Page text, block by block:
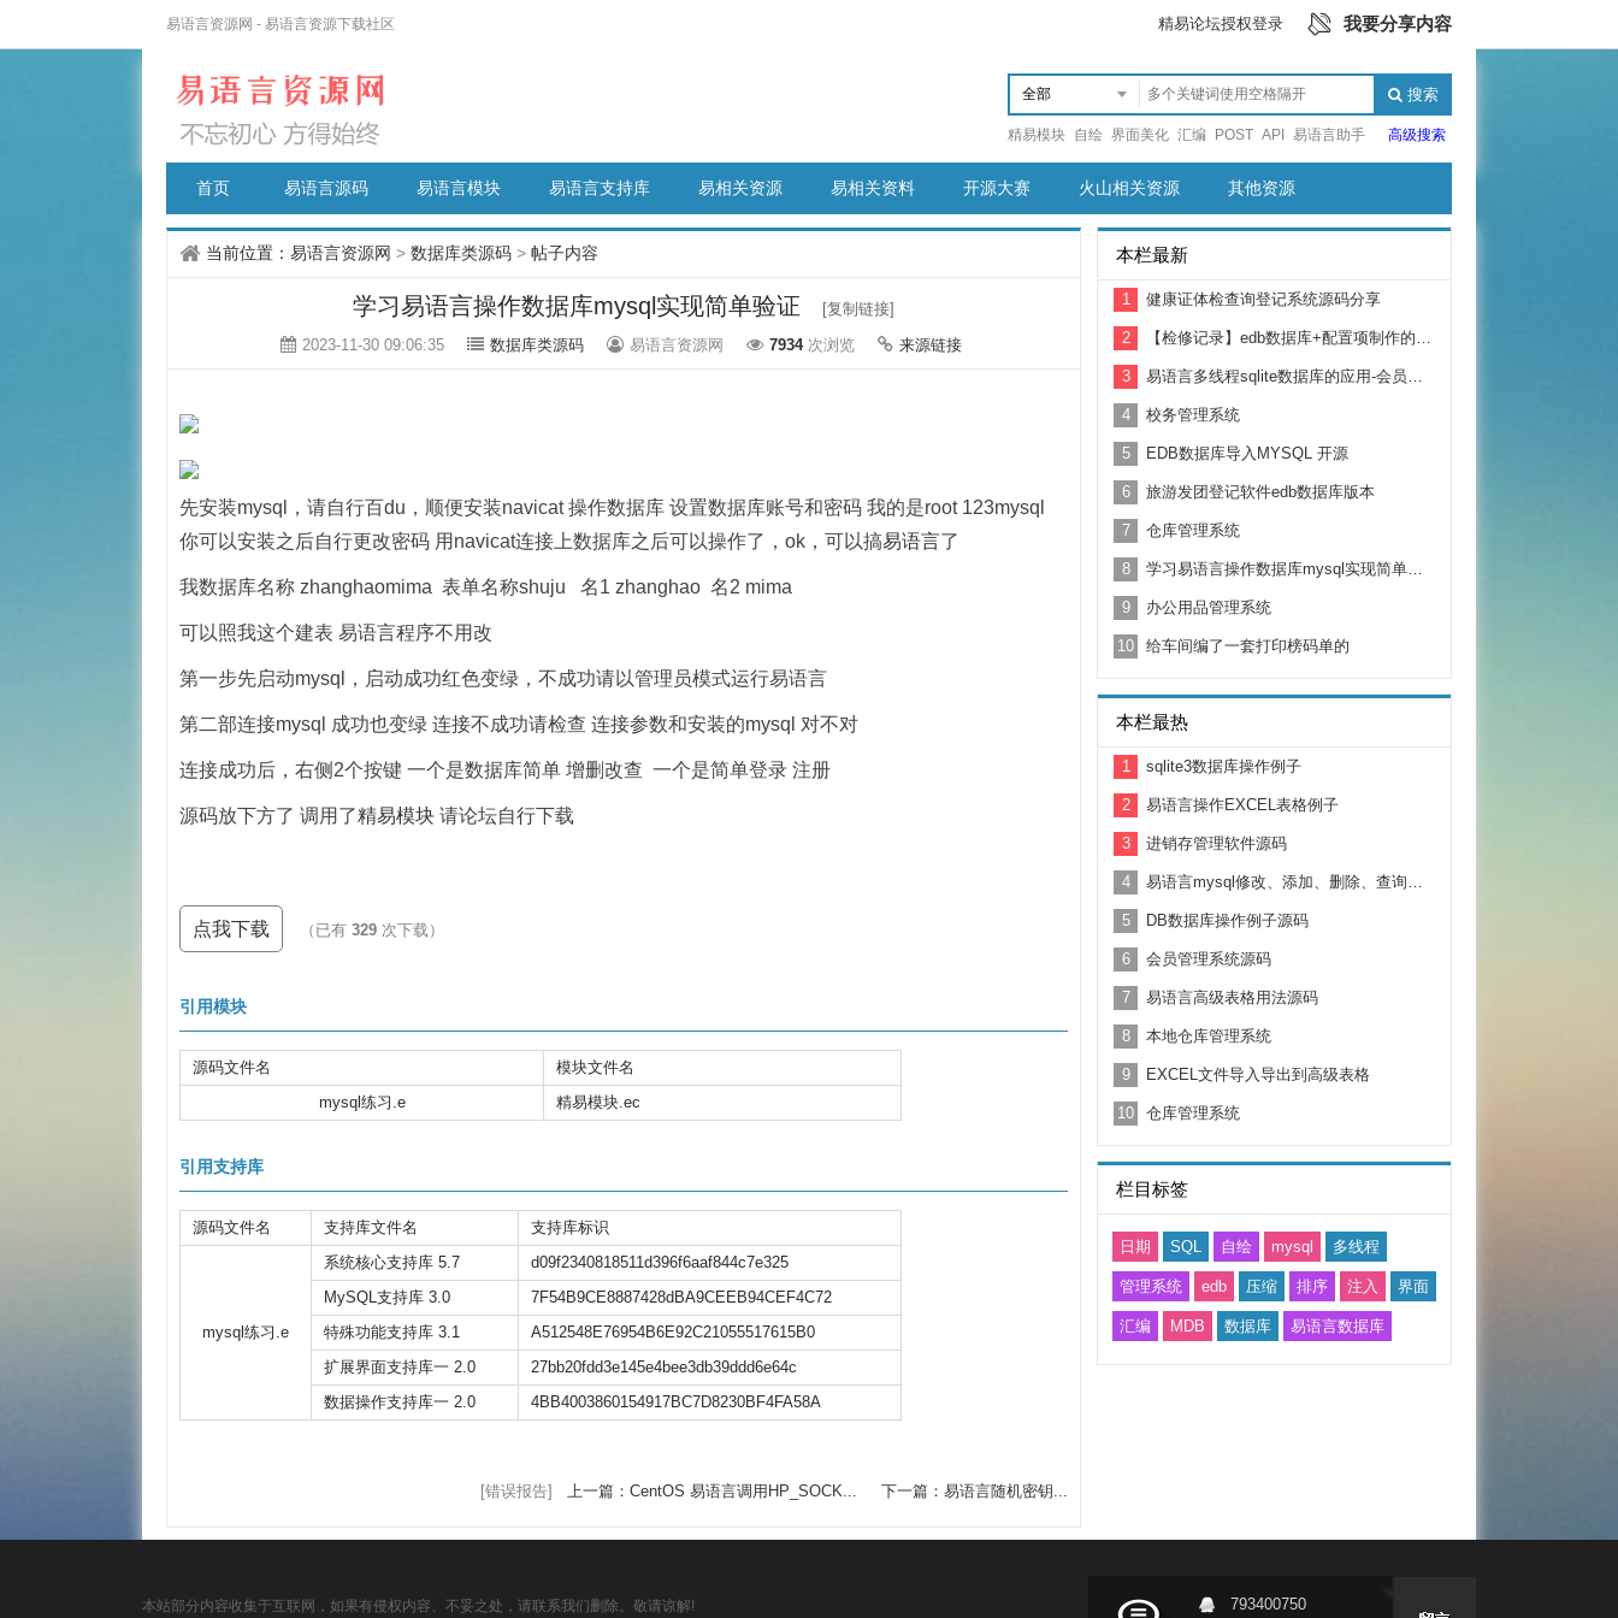
易语言资源网 - 易语言资源下载社区 精易论坛授权登录 我要分享内容
搜索
精易模块 自绘 界面美化 汇编 POST API 易语言助手 高级搜索
首页 易语言源码 易语言模块 易语言支持库 易相关资源 易相关资料 开源大赛 火山相关资源 其他资源
当前位置： 易语言资源网 > 数据库类源码 > 帖子内容
学习易语言操作数据库mysql实现简单验证
[复制链接]
2023-11-30 09:06:35
数据库类源码 易语言资源网 7934 次浏览 来源链接
先安装mysql，请自行百du，顺便安装navicat 操作数据库 设置数据库账号和密码 我的是root 123mysql
你可以安装之后自行更改密码 用navicat连接上数据库之后可以操作了，ok，可以搞易语言了
我数据库名称 zhanghaomima 表单名称shuju 名1 zhanghao 名2 mima
可以照我这个建表 易语言程序不用改
第一步先启动mysql，启动成功红色变绿，不成功请以管理员模式运行易语言
第二部连接mysql 成功也变绿 连接不成功请检查 连接参数和安装的mysql 对不对
连接成功后，右侧2个按键 一个是数据库简单 增删改查 一个是简单登录 注册
源码放下方了 调用了精易模块 请论坛自行下载
点我下载 （已有 329 次下载）
引用模块
源码文件名
模块文件名
mysql练习.e
精易模块.ec
引用支持库
源码文件名 支持库文件名 支持库标识
mysql练习.e
系统核心支持库 5.7
d09f2340818511d396f6aaf844c7e325
MySQL支持库 3.0
7F54B9CE8887428dBA9CEEB94CEF4C72
特殊功能支持库 3.1
A512548E76954B6E92C21055517615B0
扩展界面支持库一 2.0
27bb20fdd3e145e4bee3db39ddd6e64c
数据操作支持库一 2.0
4BB4003860154917BC7D8230BF4FA58A
[错误报告] 上一篇：CentOS 易语言调用HP_SOCK... 下一篇：易语言随机密钥...
本栏最新
1 健康证体检查询登记系统源码分享
2 【检修记录】edb数据库+配置项制作的设备检修记录软件
3 易语言多线程sqlite数据库的应用-会员管理软件-基于hpsocket
4 校务管理系统
5 EDB数据库导入MYSQL 开源
6 旅游发团登记软件edb数据库版本
7 仓库管理系统
8 学习易语言操作数据库mysql实现简单验证
9 办公用品管理系统
10 给车间编了一套打印榜码单的
本栏最热
1 sqlite3数据库操作例子
2 易语言操作EXCEL表格例子
3 进销存管理软件源码
4 易语言mysql修改、添加、删除、查询、刷新
5 DB数据库操作例子源码
6 会员管理系统源码
7 易语言高级表格用法源码
8 本地仓库管理系统
9 EXCEL文件导入导出到高级表格
10 仓库管理系统
栏目标签
日期 SQL 自绘 mysql 多线程
管理系统 edb 压缩 排序 注入 界面
汇编 MDB 数据库 易语言数据库
本站部分内容收集于互联网，如果有侵权内容、不妥之处，请联系我们删除。敬请谅解! 793400750